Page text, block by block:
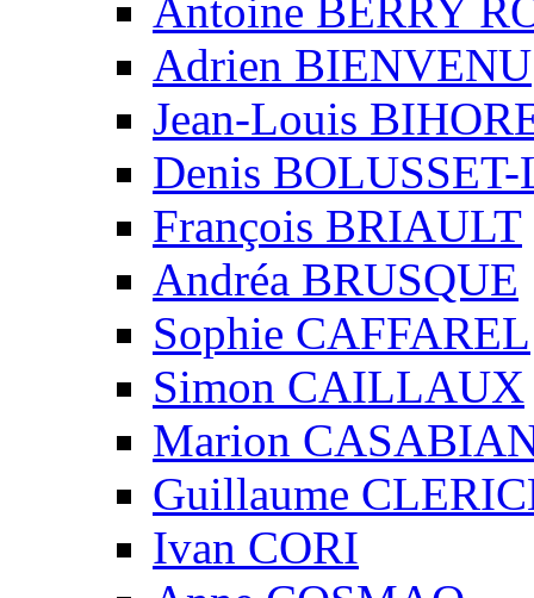
Antoine BERRY
Adrien BIENVENU
Jean-Louis
Denis
François BRIAULT
Andréa BRUSQUE
Sophie CAFFAREL
Simon CAILLAUX
Marion
Guillaume
Ivan CORI